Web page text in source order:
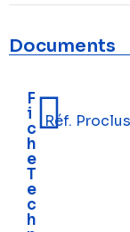
Documents
F
i
c
h
e
T
e
c
h
Réf.